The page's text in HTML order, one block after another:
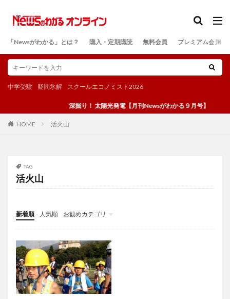
「Newsがわかる」とは？ 購入・定期購読 無料会員 プレミアム会員
中学受験 疑問氷解 スクールエコノミスト2026
深掘り！ 太陽光発電【月刊Newsがわかる９月号】
HOME 活火山
TAG
活火山
新着順 人気順
お勧めカテゴリ
投稿
学び
マンガ
電子書籍
検索